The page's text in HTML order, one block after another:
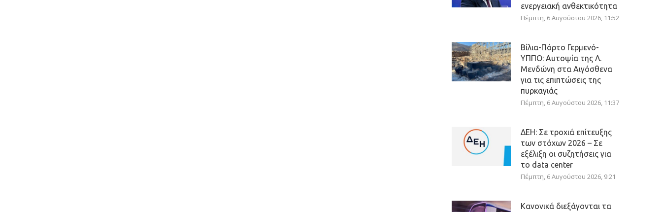
ενεργειακή ανθεκτικότητα
Πέμπτη, 6 Αυγούστου 2026, 11:52
Βίλια-Πόρτο Γερμενό-
ΥΠΠΟ: Αυτοψία της Λ.
Μενδώνη στα Αιγόσθενα
για τις επιπτώσεις της
πυρκαγιάς
Πέμπτη, 6 Αυγούστου 2026, 11:37
ΔΕΗ: Σε τροχιά επίτευξης
των στόχων 2026 – Σε
εξέλιξη οι συζητήσεις για
το data center
Πέμπτη, 6 Αυγούστου 2026, 9:21
Κανονικά διεξάγονται τα